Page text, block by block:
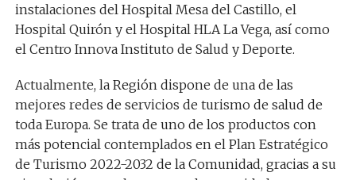
instalaciones del Hospital Mesa del Castillo, el
Hospital Quirón y el Hospital HLA La Vega, así como
el Centro Innova Instituto de Salud y Deporte.
Actualmente, la Región dispone de una de las
mejores redes de servicios de turismo de salud de
toda Europa. Se trata de uno de los productos con
más potencial contemplados en el Plan Estratégico
de Turismo 2022-2032 de la Comunidad, gracias a su